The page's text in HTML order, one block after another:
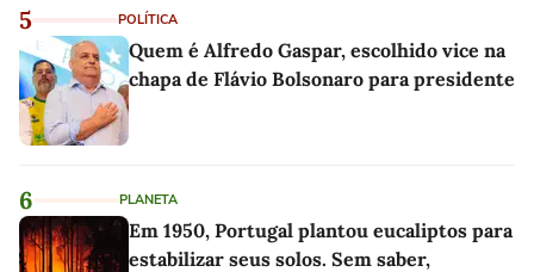
5 POLÍTICA
Quem é Alfredo Gaspar, escolhido vice na
chapa de Flávio Bolsonaro para presidente
6 PLANETA
Em 1950, Portugal plantou eucaliptos para
estabilizar seus solos. Sem saber,